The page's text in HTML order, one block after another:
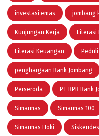
investasi emas jombang
Kunjungan Kerja Literasi
Literasi Keuangan Peduli
penghargaan Bank Jombang
Perseroda PT BPR Bank
Simarmas Simarmas 100
Simarmas Hoki